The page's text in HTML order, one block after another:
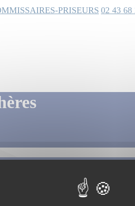
PRISEURS 02 43 68